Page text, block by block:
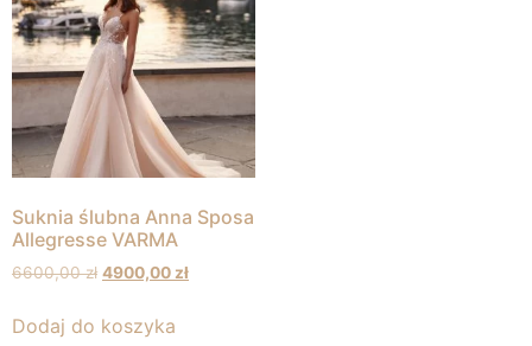
Suknia ślubna Anna Sposa
Allegresse VARMA
6600,00zł 4900,00zł
Dodaj do koszyka